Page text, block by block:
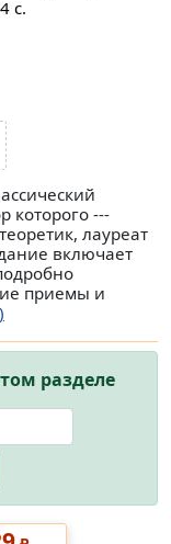
с.
которого ---
лауреат
включает
приемы и
разделе